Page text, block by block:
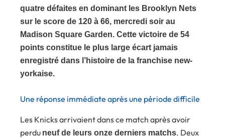
quatre défaites en dominant les Brooklyn Nets
sur le score de 120 à 66, mercredi soir au
Madison Square Garden. Cette victoire de 54
points constitue le plus large écart jamais
enregistré dans l’histoire de la franchise new-
yorkaise.
Une réponse immédiate après une période difficile
Les Knicks arrivaient dans ce match après avoir
perdu neuf de leurs onze derniers matchs. Deux